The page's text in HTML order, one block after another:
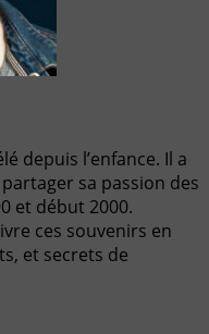
depuis l’enfance. Il a
sa passion des
et début 2000.
ces souvenirs en
et secrets de